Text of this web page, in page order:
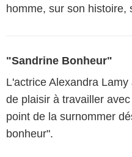
homme, sur son histoire,
"Sandrine Bonheur"
L'actrice Alexandra
de plaisir à travailler
point de la surnommer
bonheur".